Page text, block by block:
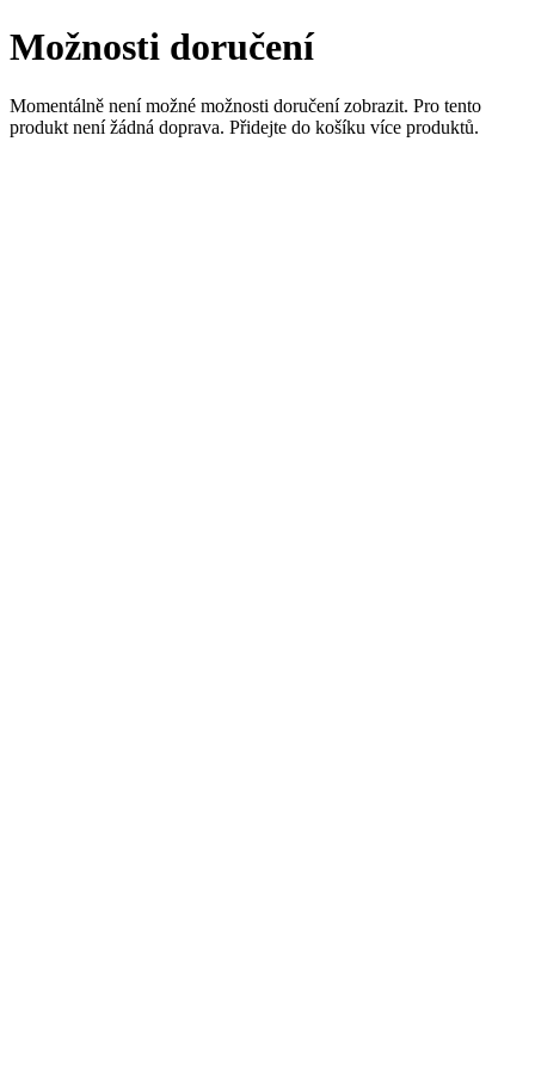
Možnosti doručení
Momentálně není možné možnosti doručení zobrazit. Pro tento
produkt není žádná doprava. Přidejte do košíku více produktů.